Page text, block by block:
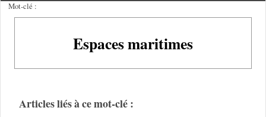
Mot-clé :
Espaces maritimes
Articles liés à ce mot-clé :